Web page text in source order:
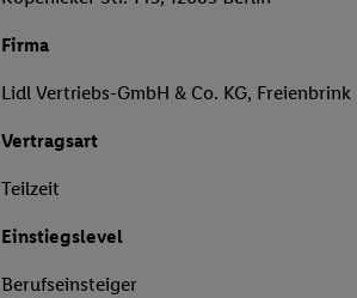
Firma
Lidl Vertriebs-GmbH & Co. KG,
Vertragsart
Teilzeit
Einstiegslevel
Berufseinsteiger